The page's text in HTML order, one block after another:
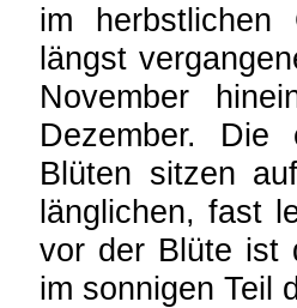
im herbstlichen
längst
November
Dezember. Die
Blüten sitzen
länglichen, fast
vor der Blüte ist
im sonnigen Teil